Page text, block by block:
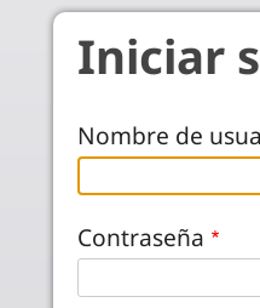
Pasar al contenido
Iniciar
Nombre de
Contraseña